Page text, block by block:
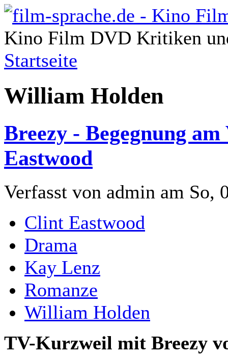
Kino Film DVD Kritiken
Startseite
William Holden
Breezy - Begegnung
Eastwood
Verfasst von admin am So,
Clint Eastwood
Drama
Kay Lenz
Romanze
William Holden
TV-Kurzweil mit Breezy